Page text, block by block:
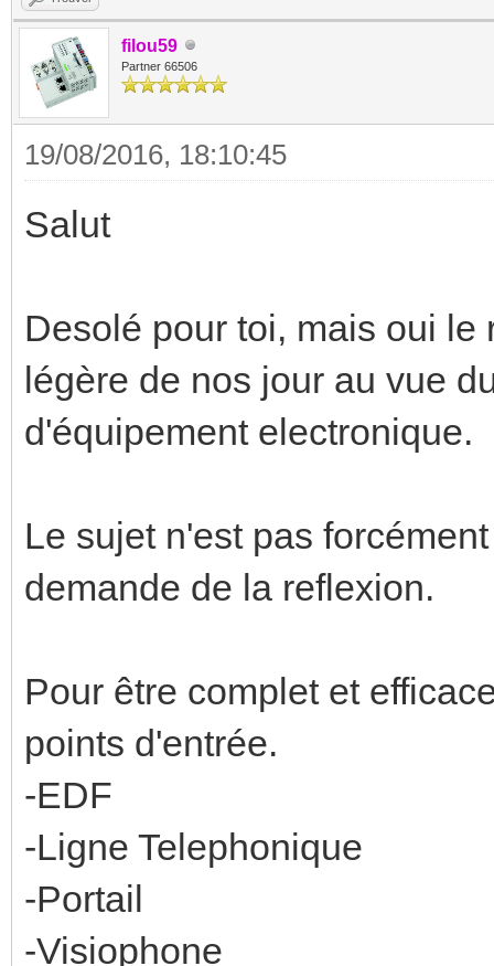
filou59
Partner 66506
19/08/2016, 18:10:45
Salut
Desolé pour toi, mais oui
légère de nos jour au vue
d'équipement electronique.
Le sujet n'est pas
demande de la reflexion.
Pour être complet et
points d'entrée.
-EDF
-Ligne Telephonique
-Portail
-Visiophone